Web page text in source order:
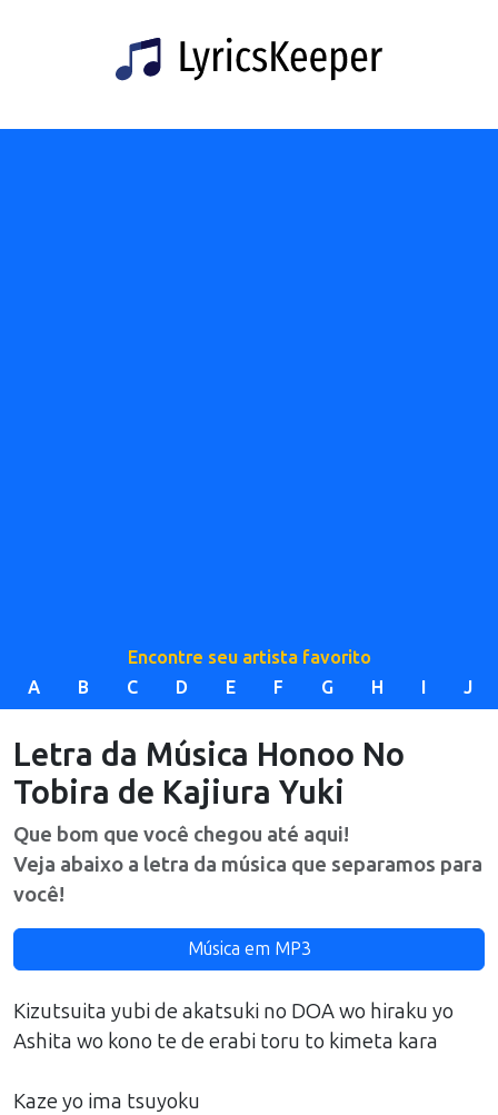
Encontre seu artista favorito
A
B C D E F G H I J
Letra da Música Honoo No
Tobira de Kajiura Yuki
Que bom que você chegou até aqui!
Veja abaixo a letra da música que separamos para
você!
Música em MP3
Kizutsuita yubi de akatsuki no DOA wo hiraku yo
Ashita wo kono te de erabi toru to kimeta kara
Kaze yo ima tsuyoku